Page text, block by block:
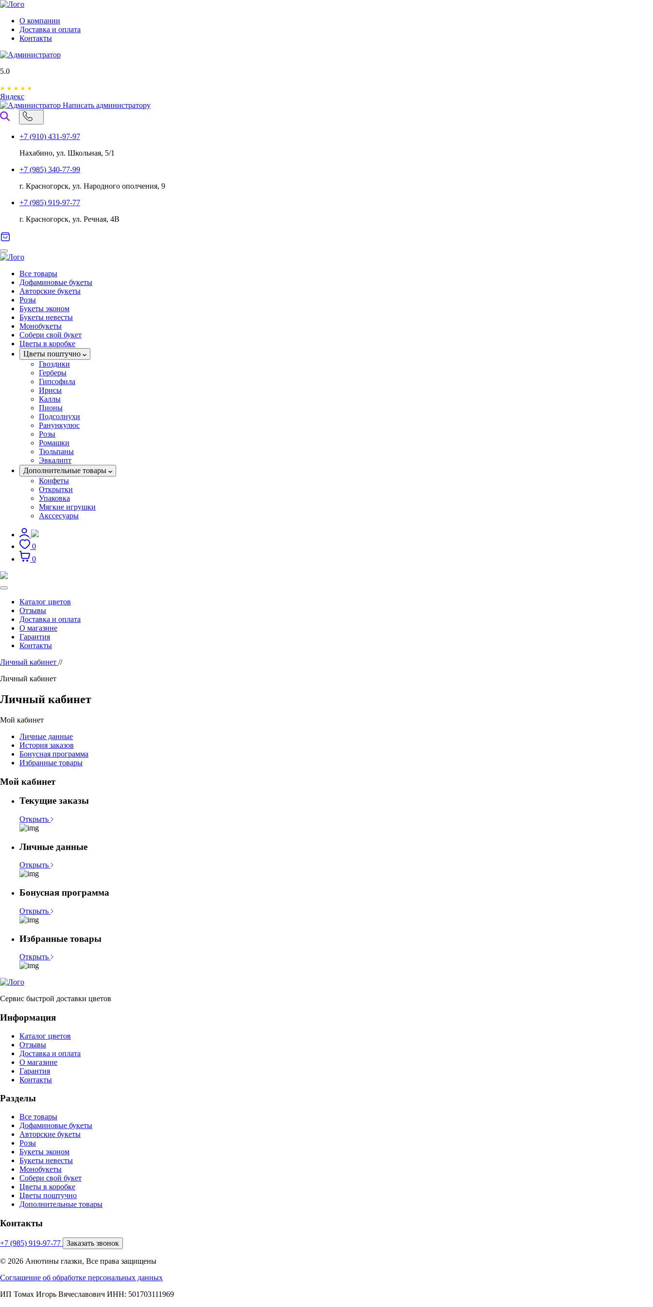
О компании
Доставка и оплата
Контакты
5.0
Яндекс
Написать администратору
+7 (910) 431-97-97
Нахабино, ул. Школьная, 5/1
+7 (985) 340-77-99
г. Красногорск, ул. Народного ополчения, 9
+7 (985) 919-97-77
г. Красногорск, ул. Речная, 4В
Все товары
Дофаминовые букеты
Авторские букеты
Розы
Букеты эконом
Букеты невесты
Монобукеты
Собери свой букет
Цветы в коробке
Цветы поштучно
Гвоздики
Герберы
Гипсофила
Ирисы
Каллы
Пионы
Подсолнухи
Ранункулюс
Розы
Ромашки
Тюльпаны
Эвкалипт
Дополнительные товары
Конфеты
Открытки
Упаковка
Мягкие игрушки
Акссесуары
0
0
Каталог цветов
Отзывы
Доставка и оплата
О магазине
Гарантия
Контакты
Личный кабинет //
Личный кабинет
Личный кабинет
Мой кабинет
Личные данные
История заказов
Бонусная программа
Избранные товары
Мой кабинет
Текущие заказы
Открыть
Личные данные
Открыть
Бонусная программа
Открыть
Избранные товары
Открыть
Сервис быстрой доставки цветов
Информация
Каталог цветов
Отзывы
Доставка и оплата
О магазине
Гарантия
Контакты
Разделы
Все товары
Дофаминовые букеты
Авторские букеты
Розы
Букеты эконом
Букеты невесты
Монобукеты
Собери свой букет
Цветы в коробке
Цветы поштучно
Дополнительные товары
Контакты
+7 (985) 919-97-77 Заказать звонок
© 2026 Анютины глазки, Все права защищены
Соглашение об обработке персональных данных
ИП Томах Игорь Вячеславович ИНН: 501703111969